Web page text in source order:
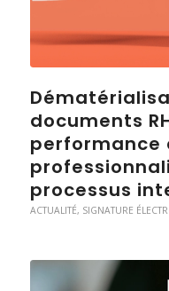
documents
performance
processus
ACTUALITÉ, SIGNATURE